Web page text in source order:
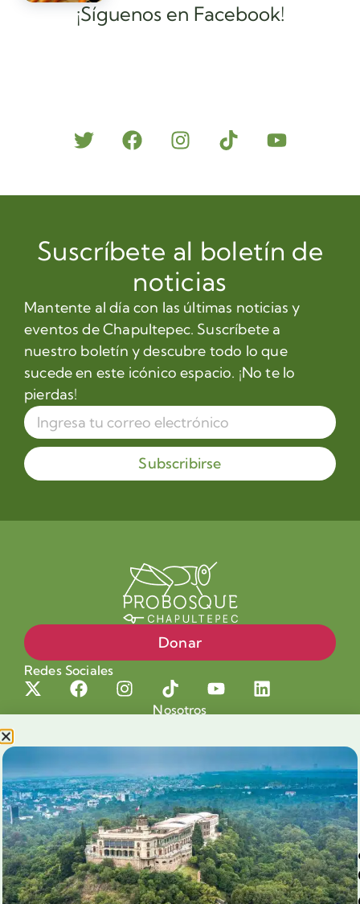
¡Síguenos en Facebook!
Suscríbete al boletín de
noticias
Mantente al día con las últimas noticias y
eventos de Chapultepec. Suscríbete a
nuestro boletín y descubre todo lo que
sucede en este icónico espacio. ¡No te lo
pierdas!
Subscribirse
Donar
Redes Sociales
Nosotros
Nuestra Causa
Productos con Causa
Blog
Voluntariado Chapultepec
Aliados
Legales